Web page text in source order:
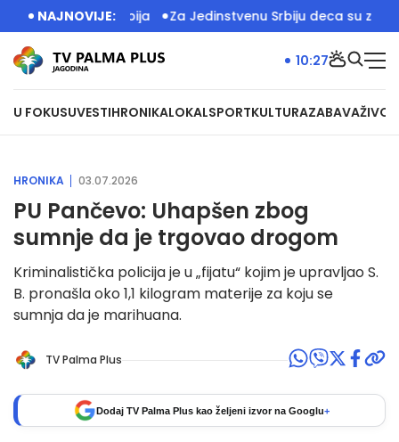
NAJNOVIJE:
Palate Srbija Za Jedinstvenu Srbiju deca su zakon:
U FOKUSUVESTIHRONIKALOKALSPORTKULTURAZABAVAŽIVOT
10:27
HRONIKA 03.07.2026
PU Pančevo: Uhapšen zbog
sumnje da je trgovao drogom
Kriminalistička policija je u „fijatu“ kojim je upravljao S.
B. pronašla oko 1,1 kilogram materije za koju se
sumnja da je marihuana.
TV Palma Plus
Dodaj TV Palma Plus kao željeni izvor na Googlu+